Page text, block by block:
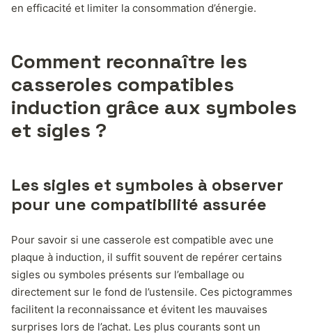
en efficacité et limiter la consommation d’énergie.
Comment reconnaître les
casseroles compatibles
induction grâce aux symboles
et sigles ?
Les sigles et symboles à observer
pour une compatibilité assurée
Pour savoir si une casserole est compatible avec une
plaque à induction, il suffit souvent de repérer certains
sigles ou symboles présents sur l’emballage ou
directement sur le fond de l’ustensile. Ces pictogrammes
facilitent la reconnaissance et évitent les mauvaises
surprises lors de l’achat. Les plus courants sont un